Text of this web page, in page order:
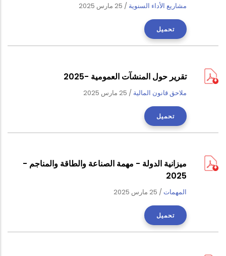
مشاريع الأداء السنوية / 25 مارس 2025
تحميل
تقرير حول المنشآت العمومية -2025
ملاحق قانون المالية / 25 مارس 2025
تحميل
ميزانية الدولة - مهمة الصناعة والطاقة والمناجم -
2025
المهمات/ 25 مارس 2025
تحميل